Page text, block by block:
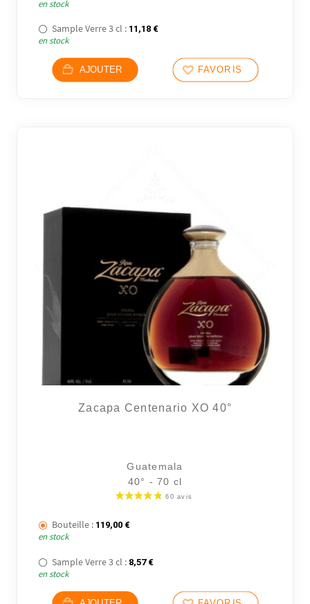
en stock
Sample Verre 3 cl : 11,18 €
en stock
AJOUTER FAVORIS
Zacapa Centenario XO 40°
Guatemala
40° - 70 cl
Bouteille : 119,00 €
en stock
Sample Verre 3 cl : 8,57 €
en stock